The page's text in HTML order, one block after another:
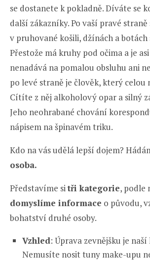
se dostanete k pokladně. Díváte se
další zákazníky. Po vaší pravé
v pruhované košili, džínách a
Přestože má kruhy pod očima a je
nenadává na pomalou obsluhu ani
po levé straně je člověk, který celou
Cítíte z něj alkoholový opar a silný
Jeho neohrabané chování
nápisem na špinavém triku.
Kdo na vás udělá lepší dojem?
osoba.
Představíme sitři kategorie, podle
domyslíme informace o původu,
bohatství druhé osoby.
Vzhled: Úprava zevnějšku je
Nemusíte nosit tuny make-upu